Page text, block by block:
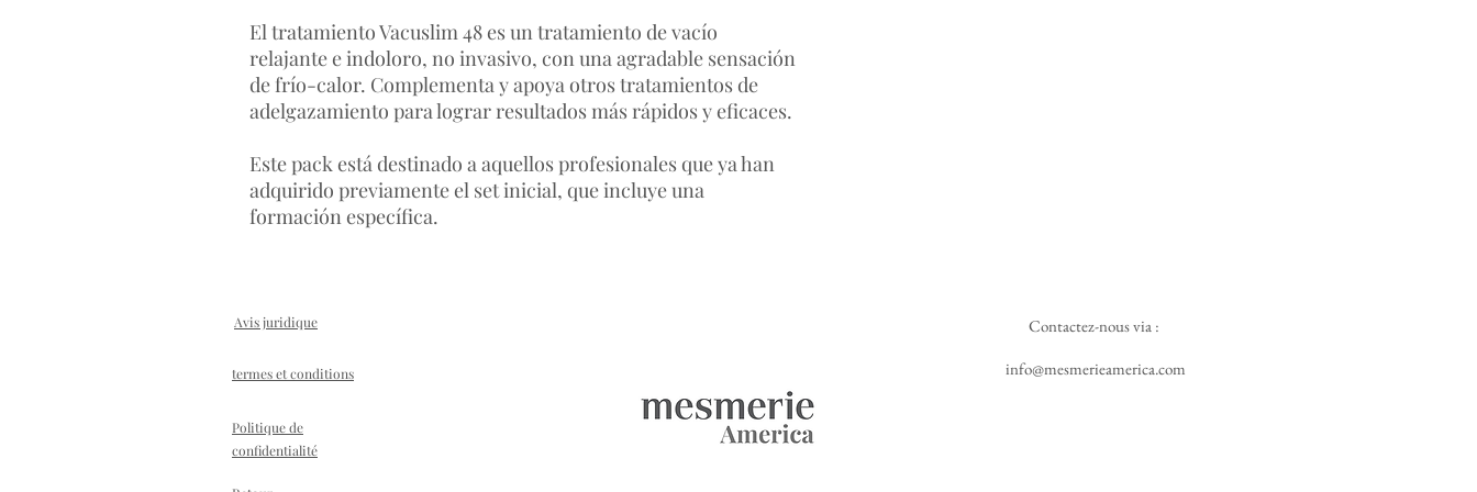
El tratamiento Vacuslim 48 es un tratamiento de vacío
relajante e indoloro, no invasivo, con una agradable sensación
de frío-calor. Complementa y apoya otros tratamientos de
adelgazamiento para lograr resultados más rápidos y eficaces.
Este pack está destinado a aquellos profesionales que ya han
adquirido previamente el set inicial, que incluye una
formación específica.
Avis juridique
termes et conditions
Politique de
confidentialité
Contactez-nous via :
info@mesmerieamerica.com